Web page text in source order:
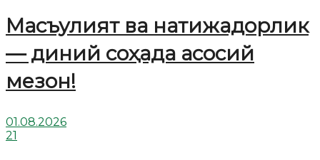
Масъулият ва натижадорлик
— диний соҳада асосий
мезон!
01.08.2026
21